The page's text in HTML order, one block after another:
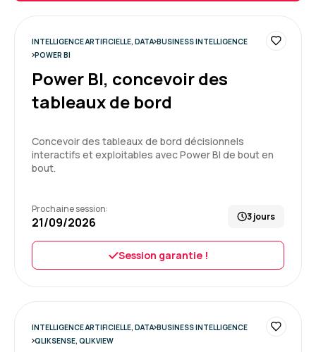
Formation : QlikSense - Designer
Christophe P. Le 20/04/2026
5
Très bonne formation
-Beaucoup d'exercices pratiques
-Maitrise du formateur
Formation : Power BI, concevoir des tableaux de bord
Karen R.
INTELLIGENCE ARTIFICIELLE, DATA BUSINESS INTELLIGENCE
POWER BI
Power BI, concevoir des
tableaux de bord
Concevoir des tableaux de bord décisionnels
interactifs et exploitables avec Power BI de bout en
bout.
Prochaine session:
21/09/2026 3 jours
Session garantie !
INTELLIGENCE ARTIFICIELLE, DATA BUSINESS INTELLIGENCE
QLIKSENSE, QLIKVIEW